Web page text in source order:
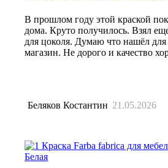
В прошлом году этой краской
дома. Круто получилось. Взял
для цоколя. Думаю что нашёл
магазин. Не дорого и качество
Беляков Костантин 21.05.2026